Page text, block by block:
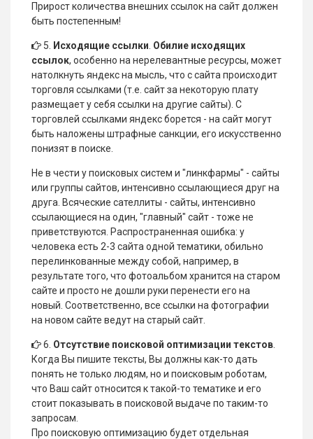
Прирост количества внешних ссылок на сайт должен
быть постепенным!
5. Исходящие ссылки Обилие исходящих
ссылок, особенно на нерелевантные ресурсы, может
натолкнуть яндекс на мысль, что с сайта происходит
торговля ссылками (т.е. сайт за некоторую плату
размещает у себя ссылки на другие сайты). С
торговлей ссылками яндекс борется - на сайт могут
быть наложены штрафные санкции, его искусственно
понизят в поиске.
Не в чести у поисковых систем и "линкфармы" - сайты
или группы сайтов, интенсивно ссылающиеся друг на
друга. Всяческие сателлиты - сайты, интенсивно
ссылающиеся на один, "главный" сайт - тоже не
приветствуются. Распространенная ошибка: у
человека есть 2-3 сайта одной тематики, обильно
перелинкованные между собой, например, в
результате того, что фотоальбом хранится на старом
сайте и просто не дошли руки перенести его на
новый. Соответственно, все ссылки на фотографии
на новом сайте ведут на старый сайт.
6. Отсутствие поисковой оптимизации текстов
Когда Вы пишите тексты, Вы должны как-то дать
понять не только людям, но и поисковым роботам,
что Ваш сайт относится к такой-то тематике и его
стоит показывать в поисковой выдаче по таким-то
запросам.
Про поисковую оптимизацию будет отдельная